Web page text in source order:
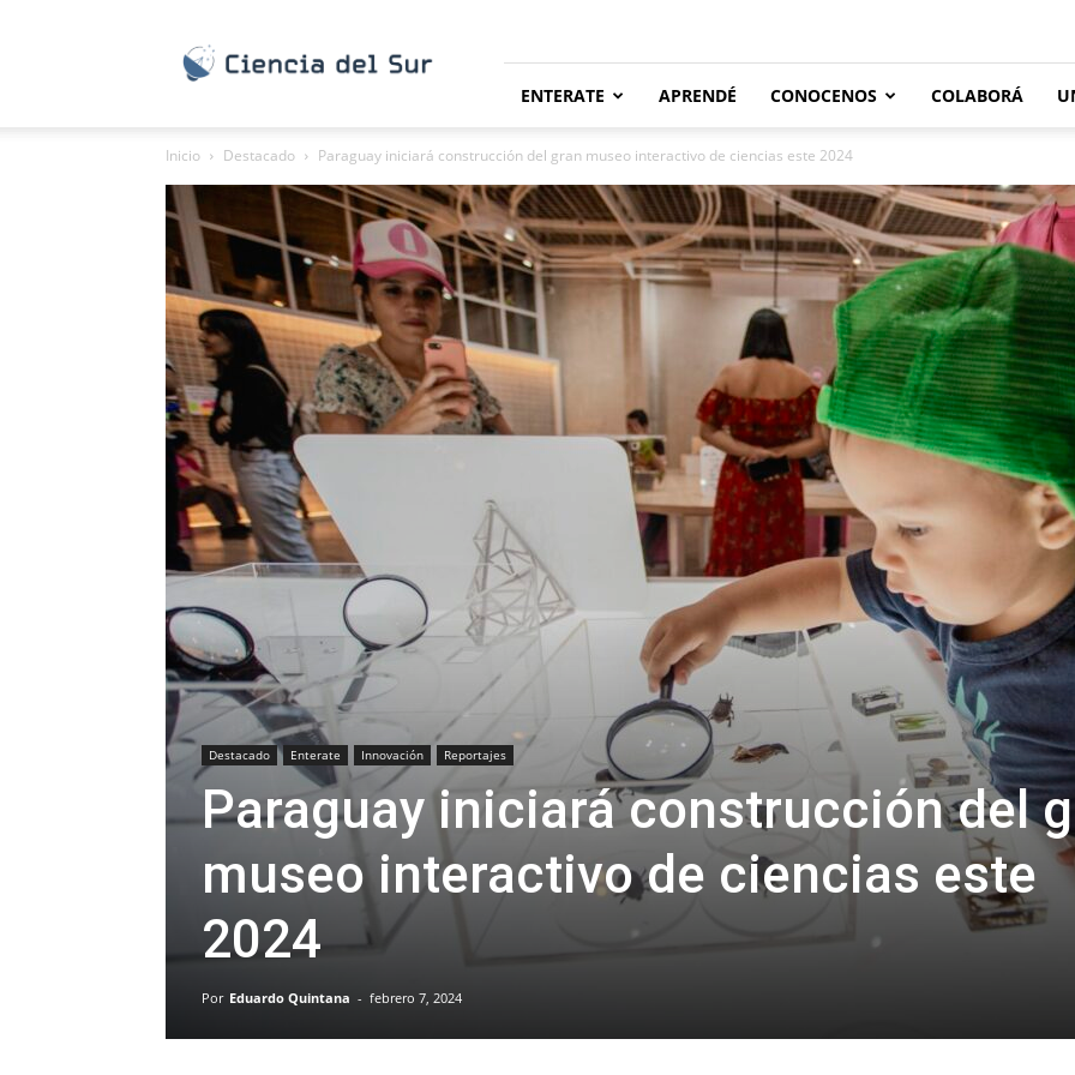
Sur
ENTERATE APRENDÉ CONOCENOS COLABORÁ
Inicio Destacado Paraguay iniciará construcción del gran museo interactivo de ciencias este 2024
Destacado Enterate Innovación Reportajes
Paraguay iniciará construcción del
museo interactivo de ciencias este
2024
Por Eduardo Quintana - febrero 7, 2024